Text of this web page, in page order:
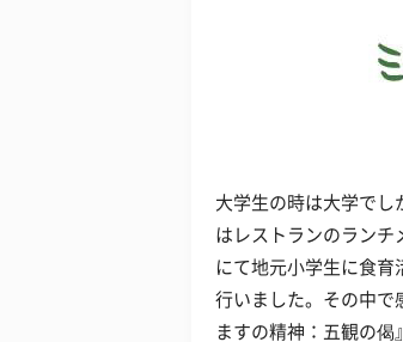
大学生の時は大学でし
はレストランのランチ
にて地元小学生に食育
行いました。その中で
ますの精神：五観の